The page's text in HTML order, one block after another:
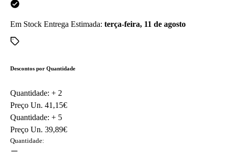
Em Stock Entrega Estimada: terça-feira, 11 de agosto
Descontos por Quantidade
Quantidade: + 2
Preço Un. 41,15€
Quantidade: + 5
Preço Un. 39,89€
Quantidade: